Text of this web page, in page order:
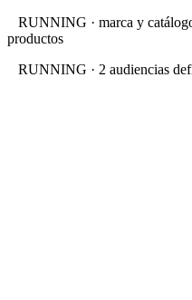
RUNNING · marca y
productos
RUNNING · 2 audiencias